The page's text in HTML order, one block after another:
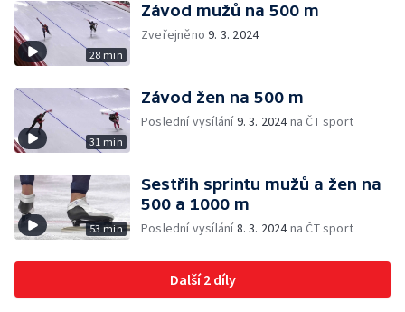
28 min
Závod mužů na 500 m
Zveřejněno9. 3. 2024
31 min
Závod žen na 500 m
Poslední vysílání9. 3. 2024na ČT sport
53 min
Sestřih sprintu mužů a žen na
500 a 1000 m
Poslední vysílání8. 3. 2024na ČT sport
Další 2 díly